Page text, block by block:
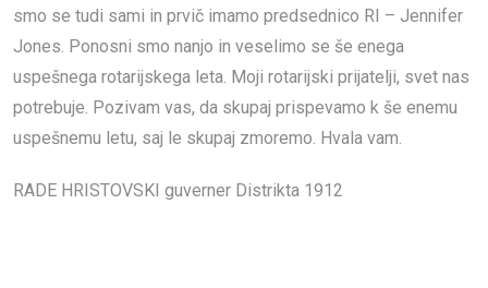
smo se tudi sami in prvič imamo predsednico RI – Jennifer
Jones. Ponosni smo nanjo in veselimo se še enega
uspešnega rotarijskega leta. Moji rotarijski prijatelji, svet nas
potrebuje. Pozivam vas, da skupaj prispevamo k še enemu
uspešnemu letu, saj le skupaj zmoremo. Hvala vam.
RADE HRISTOVSKI guverner Distrikta 1912